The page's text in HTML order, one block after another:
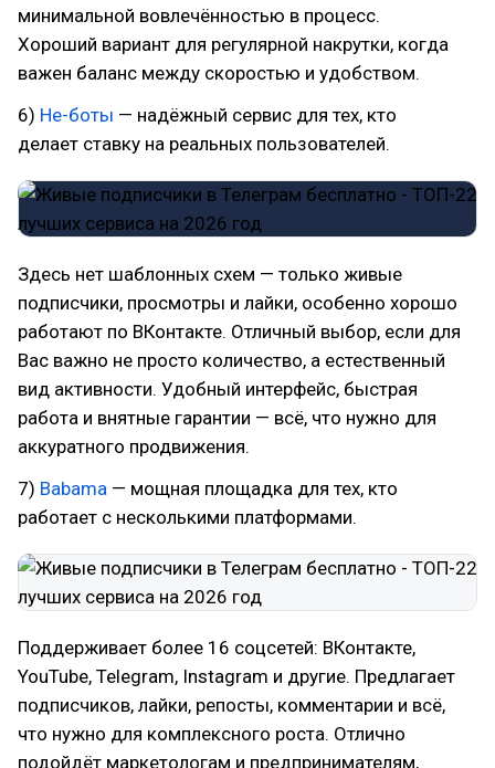
минимальной вовлечённостью в процесс.
Хороший вариант для регулярной накрутки, когда
важен баланс между скоростью и удобством.
6) Не-боты — надёжный сервис для тех, кто
делает ставку на реальных пользователей.
Здесь нет шаблонных схем — только живые
подписчики, просмотры и лайки, особенно хорошо
работают по ВКонтакте. Отличный выбор, если для
Вас важно не просто количество, а естественный
вид активности. Удобный интерфейс, быстрая
работа и внятные гарантии — всё, что нужно для
аккуратного продвижения.
7) Babama — мощная площадка для тех, кто
работает с несколькими платформами.
Поддерживает более 16 соцсетей: ВКонтакте,
YouTube, Telegram, Instagram и другие. Предлагает
подписчиков, лайки, репосты, комментарии и всё,
что нужно для комплексного роста. Отлично
подойдёт маркетологам и предпринимателям,